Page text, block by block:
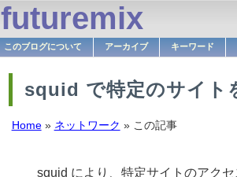
futuremix
このブログについて アーカイブ キーワード
squid で特定のサイト
Home» ネットワーク » この記事
squid により、特定サイトのアク